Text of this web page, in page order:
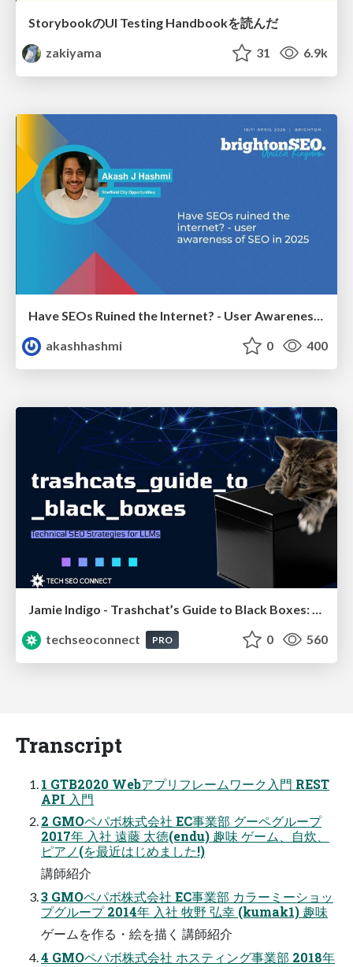
StorybookのUI Testing Handbookを読んだ
zakiyama
31 6.9k
Have SEOs Ruined the Internet? - User Awareness of SEO in 2025
akashhashmi
0 400
techseoconnect
PRO 0 560
Transcript
1 GTB2020 Webアプリフレームワーク入門 REST
API 入門
2 GMOペパボ株式会社 EC事業部 グーペグループ
2017年 入社 遠藤 太徳(endu) 趣味 ゲーム、自炊、
ピアノ(を最近はじめました!)
講師紹介
3 GMOペパボ株式会社 EC事業部 カラーミーショッ
プグループ 2014年 入社 牧野 弘幸 (kumak1) 趣味
ゲームを作る・絵を描く 講師紹介
4 GMOペパボ株式会社 ホスティング事業部 2018年